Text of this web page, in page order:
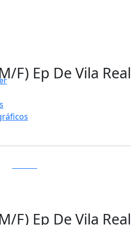
F) Ep De Vila Real
F) Ep De Vila Real